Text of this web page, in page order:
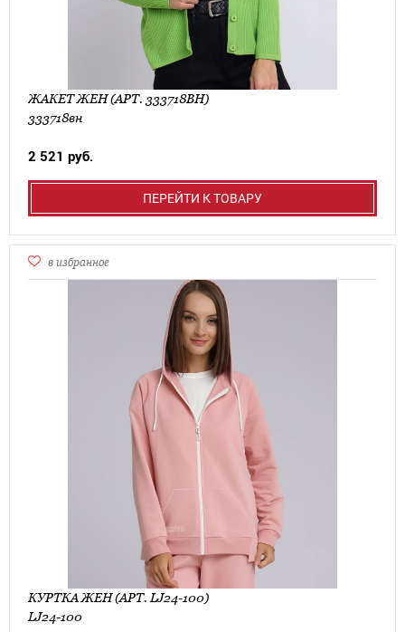
ЖАКЕТ ЖЕН (АРТ. 333718ВН)
333718вн
2 521 руб.
ПЕРЕЙТИ К ТОВАРУ
в избранное
КУРТКА ЖЕН (АРТ. LJ24-100)
LJ24-100